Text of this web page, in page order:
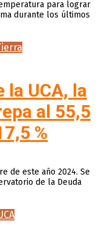
para lograr
durante los últimos
la UCA, la
al 55,5
%
de este año 2024. Se
de la Deuda